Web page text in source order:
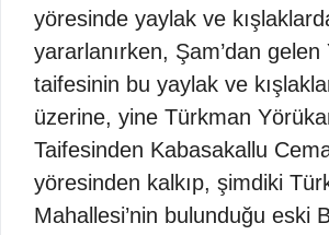
yöresinde yaylak ve
yararlanırken, Şam’dan gelen
taifesinin bu yaylak ve
üzerine, yine Türkman
Taifesinden Kabasakallu
yöresinden kalkıp, şimdiki
Mahallesi’nin bulunduğu eski